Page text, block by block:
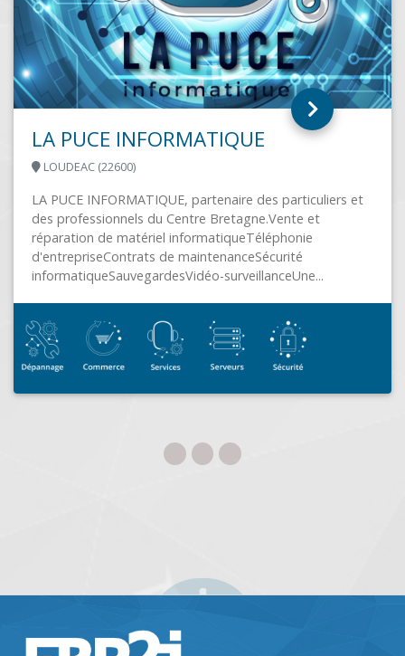
et
LITCO
SAINT CLOUD (92210)
Litco, votre copilote cyber !Parce que même les
ont besoin d’un coéquipier !Avec nous, la
devient simple, transparente et...